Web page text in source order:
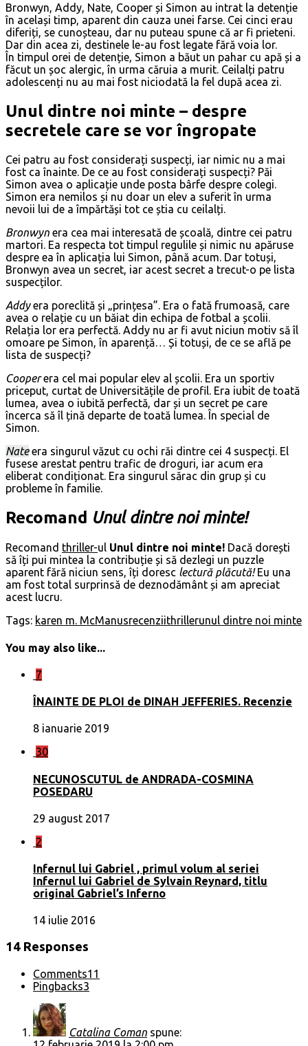
Bronwyn, Addy, Nate, Cooper și Simon au intrat la detenție
în același timp, aparent din cauza unei farse. Cei cinci erau
diferiți, se cunoșteau, dar nu puteau spune că ar fi prieteni.
Dar din acea zi, destinele le-au fost legate fără voia lor.
În timpul orei de detenție, Simon a băut un pahar cu apă și a
făcut un șoc alergic, în urma căruia a murit. Ceilalți patru
adolescenți nu au mai fost niciodată la fel după acea zi.
Unul dintre noi minte – despre
secretele care se vor îngropate
Cei patru au fost considerați suspecți, iar nimic nu a mai
fost ca înainte. De ce au fost considerați suspecți? Păi
Simon avea o aplicație unde posta bârfe despre colegi.
Simon era nemilos și nu doar un elev a suferit în urma
nevoii lui de a împărtăși tot ce știa cu ceilalți.
Bronwyn era cea mai interesată de școală, dintre cei patru
martori. Ea respecta tot timpul regulile și nimic nu apăruse
despre ea în aplicația lui Simon, până acum. Dar totuși,
Bronwyn avea un secret, iar acest secret a trecut-o pe lista
suspecților.
Addyera poreclită și „prințesa”. Era o fată frumoasă, care
avea o relație cu un băiat din echipa de fotbal a școlii.
Relația lor era perfectă. Addy nu ar fi avut niciun motiv să îl
omoare pe Simon, în aparență… Și totuși, de ce se află pe
lista de suspecți?
Cooperera cel mai popular elev al școlii. Era un sportiv
priceput, curtat de Universitățile de profil. Era iubit de toată
lumea, avea o iubită perfectă, dar și un secret pe care
încerca să îl țină departe de toată lumea. În special de
Simon.
Nate era singurul văzut cu ochi răi dintre cei 4 suspecți. El
fusese arestat pentru trafic de droguri, iar acum era
eliberat condiționat. Era singurul sărac din grup și cu
probleme în familie.
Recomand Unul dintre noi minte!
Recomand thriller-ul Unul dintre noi minte! Dacă dorești
să îți pui mintea la contribuție și să dezlegi un puzzle
aparent fără niciun sens, îți doresc lectură plăcută!Eu una
am fost total surprinsă de deznodământ și am apreciat
acest lucru.
Tags: karen m. McManusrecenziithrillerunul dintre noi minte
You may also like...
7
ÎNAINTE DE PLOI de DINAH JEFFERIES. Recenzie
8 ianuarie 2019
30
NECUNOSCUTUL de ANDRADA-COSMINA
POSEDARU
29 august 2017
2
Infernul lui Gabriel , primul volum al seriei
Infernul lui Gabriel de Sylvain Reynard, titlu
original Gabriel’s Inferno
14 iulie 2016
14 Responses
Comments11
Pingbacks3
Catalina Coman spune: